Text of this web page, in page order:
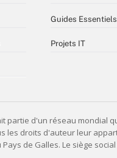
Guides Essentiels
Projets IT